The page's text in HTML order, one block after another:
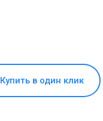
Купить в один клик